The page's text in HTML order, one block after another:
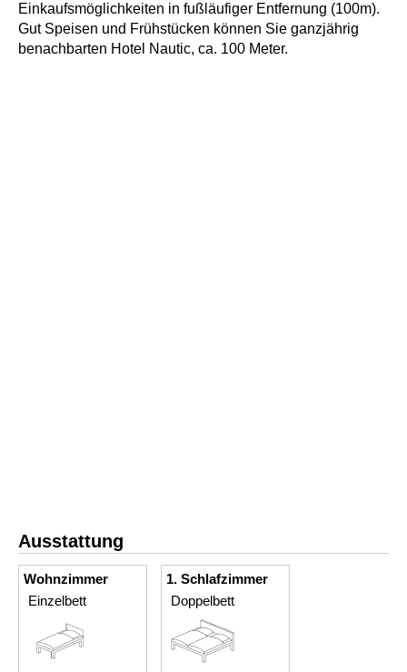
Einkaufsmöglichkeiten in fußläufiger Entfernung (100m).
Gut Speisen und Frühstücken können Sie ganzjährig
benachbarten Hotel Nautic, ca. 100 Meter.
Ausstattung
Wohnzimmer
Einzelbett
1. Schlafzimmer
Doppelbett